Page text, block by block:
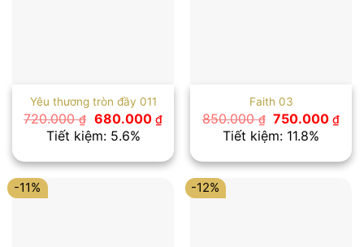
Yêu thương tròn đầy 011
720.000₫ Giá
gốc
là:
680.000 ₫Giá
hiện
là:
680.000 ₫.
Tiết kiệm: 5.6%
Faith 03
850.000₫ Giá
gốc
là:
750.000₫Giá
là:
Tiết kiệm: 11.8%
-11% -12%